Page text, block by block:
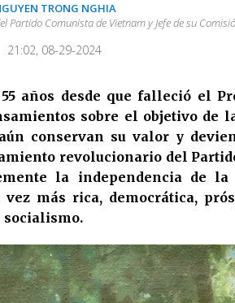
TRONG NGHIA
Comunista de Vietnam y Jefe de su
21:02, 08-29-2024
años desde que falleció el
sobre el objetivo de
conservan su valor y
revolucionario del
la independencia de
más rica, democrática,
socialismo.